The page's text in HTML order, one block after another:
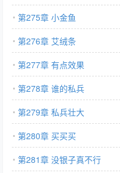
第275章 小金鱼
第276章 艾绒条
第277章 有点效果
第278章 谁的私兵
第279章 私兵壮大
第280章 买买买
第281章 没银子真不行